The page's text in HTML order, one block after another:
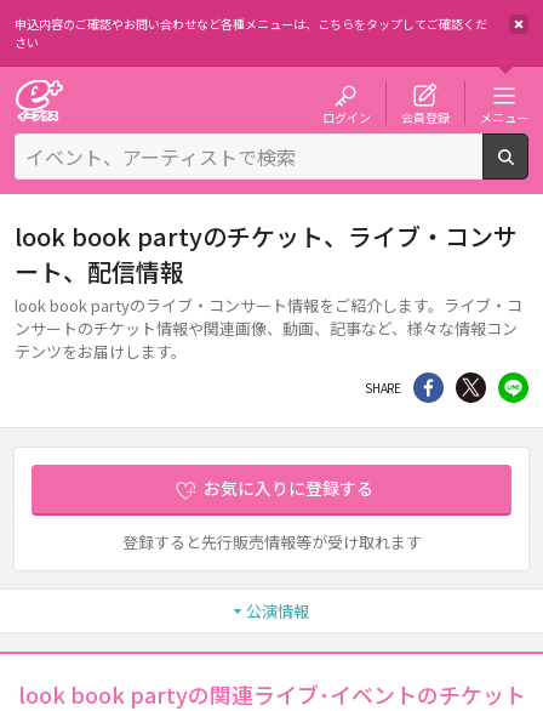
申込内容のご確認やお問い合わせなど各種メニューは、 こちらをタップしてご確認くだ
さい
ログイン 会員登録 メニュー
look book partyのチケット、ライブ・コンサ
ート、配信情報
look book partyのライブ・コンサート情報をご紹介します。ライブ・コ
ンサートのチケット情報や関連画像、動画、記事など、様々な情報コン
テンツをお届けします。
SHARE シェア Twitter
お気に入りに登録する
登録すると先行販売情報等が受け取れます
公演情報
look book partyの関連ライブ･イベントのチケット